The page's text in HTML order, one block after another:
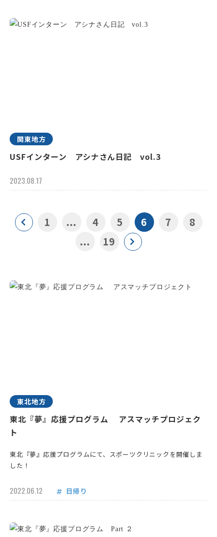
関東地方
USFインターン アシナさん日記 vol.3
2023.08.17
1 ... 4 5 6 7
8
...
19
東北地方
東北『夢』応援プログラム アスマッチプロジェク
ト
東北『夢』応援プログラムにて、スポーツクリニックを開催しま
した！
2022.06.12 日帰り